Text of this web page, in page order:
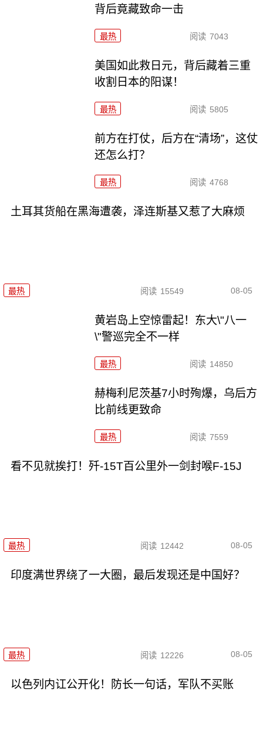
背后竟藏致命一击
最热 阅读 7043
美国如此救日元，背后藏着三重
收割日本的阳谋！
最热 阅读 5805
前方在打仗，后方在“清场”，这仗
还怎么打？
最热 阅读 4768
土耳其货船在黑海遭袭，泽连斯基又惹了大麻烦
最热 阅读 15549 08-05
黄岩岛上空惊雷起！东大\"八一
\"警巡完全不一样
最热 阅读 14850
赫梅利尼茨基7小时殉爆，乌后方
比前线更致命
最热 阅读 7559
看不见就挨打！歼-15T百公里外一剑封喉F-15J
最热 阅读 12442 08-05
印度满世界绕了一大圈，最后发现还是中国好？
最热 阅读 12226 08-05
以色列内讧公开化！防长一句话，军队不买账